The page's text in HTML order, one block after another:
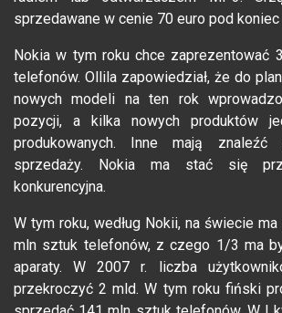
sprzedawane w cenie 70 euro pod koniec
Nokia w tym roku chce zaprezentować
telefonów. Ollila zapowiedział, że do
nowych modeli na ten rok
pozycji, a kilka nowych produktów
produkowanych. Inne mają
sprzedaży. Nokia ma stać się
konkurencyjna.
W tym roku, według Nokii, na świecie
mln sztuk telefonów, z czego 1/3 ma
aparaty. W 2007 r. liczba
przekroczyć 2 mld. W tym roku fiński